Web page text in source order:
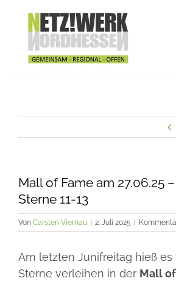
springen
Ausgezeichnet!
Mall of Fame am 27.06.25
Sterne 11-13
Von Carsten Viernau 2. Juli 2025
Am letzten Junifreitag hieß es
Sterne verleihen in der Mall